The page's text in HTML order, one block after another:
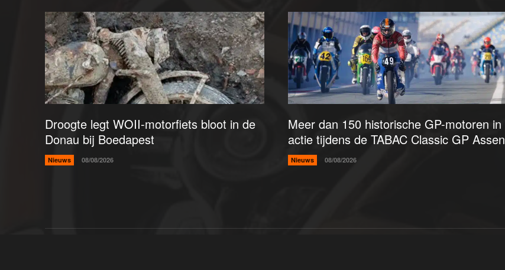
Droogte legt WOII-motorfiets bloot in de
Donau bij Boedapest
Nieuws 08/08/2026
Meer dan 150 historische GP-motoren in
actie tijdens de TABAC Classic GP Assen
Nieuws 08/08/2026